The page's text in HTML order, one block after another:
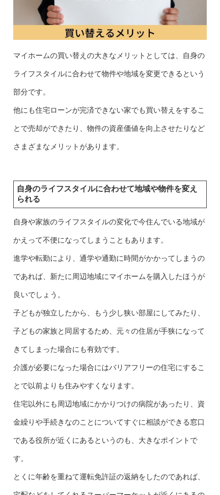
マイホームの買い替えの大きなメリットとしては、自身の
ライフスタイルに合わせて物件や地域を変更できるという
部分です。
他にも住宅ローンが完済できない家でも買い替えをするこ
とで売却ができたり、物件の資産価値を向上させたりなど
さまざまなメリットがあります。
自身のライフスタイルに合わせて地域や物件を変え
られる
自身や家族のライフスタイルの変化で今住んでいる地域が
かえって不便になってしまうこともあります。
進学や転勤により、通学や通勤に時間がかかってしまうの
であれば、新たに周辺地域にマイホームを購入したほうが
良いでしょう。
子どもが独立したから、もう少し狭い部屋にしてみたり、
子どもの家族と同居するため、元々の住居が手狭になって
きてしまった場合にも有効です。
介護が必要になった場合にはバリアフリーの住宅にするこ
とで以前よりも住みやすくなります。
住宅以外にも周辺地域にかかりつけの病院があったり、資
金繰りや手続きなのことについてすぐに相談ができる窓口
である役所が近くにあるというのも、大きなポイントで
す。
とくに年齢を重ねて運転免許証の返納をしたのであれば、